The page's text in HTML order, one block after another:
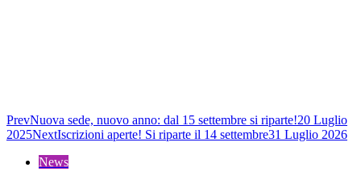
PrevNuova sede, nuovo anno: dal 15 settembre si riparte!20 Luglio
2025NextIscrizioni aperte! Si riparte il 14 settembre31 Luglio 2026
News